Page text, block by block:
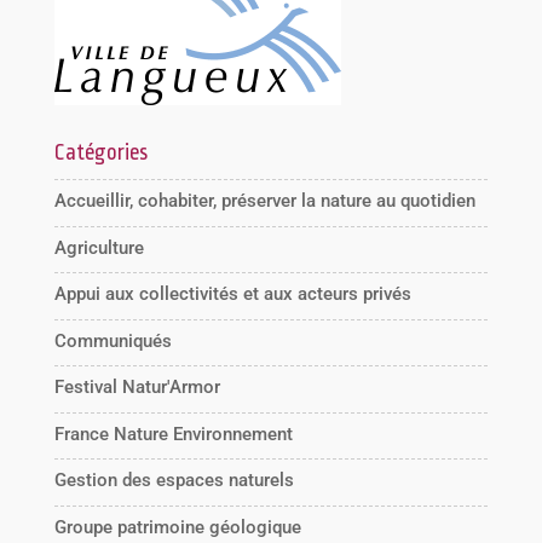
Catégories
Accueillir, cohabiter, préserver la nature au quotidien
Agriculture
Appui aux collectivités et aux acteurs privés
Communiqués
Festival Natur'Armor
France Nature Environnement
Gestion des espaces naturels
Groupe patrimoine géologique